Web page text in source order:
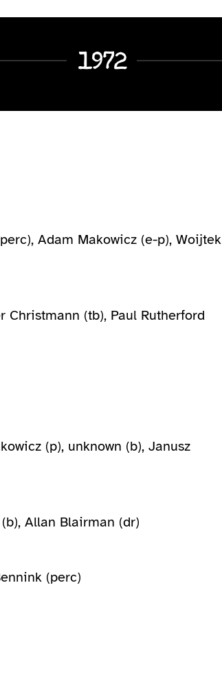
1972
Adam Makowicz (e-p), Woijtek
Christmann (tb), Paul Rutherford
(p), unknown (b), Janusz
Allan Blairman (dr)
(perc)